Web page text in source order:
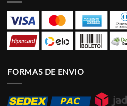
FORMAS DE ENVIO